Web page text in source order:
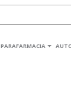
PARAFARMACIA